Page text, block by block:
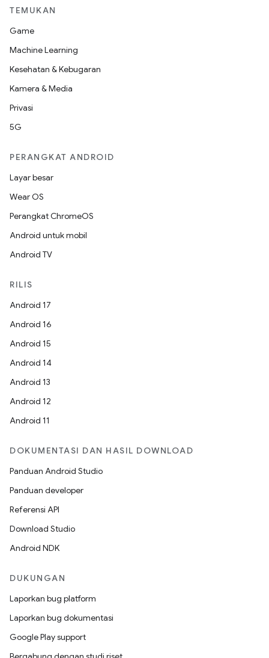
TEMUKAN
Game
Machine Learning
Kesehatan & Kebugaran
Kamera & Media
Privasi
5G
PERANGKAT ANDROID
Layar besar
Wear OS
Perangkat ChromeOS
Android untuk mobil
Android TV
RILIS
Android 17
Android 16
Android 15
Android 14
Android 13
Android 12
Android 11
DOKUMENTASI DAN HASIL DOWNLOAD
Panduan Android Studio
Panduan developer
Referensi API
Download Studio
Android NDK
DUKUNGAN
Laporkan bug platform
Laporkan bug dokumentasi
Google Play support